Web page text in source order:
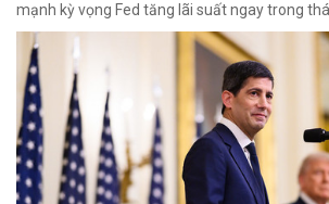
mạnh kỳ vọng Fed tăng lãi suất ngay trong